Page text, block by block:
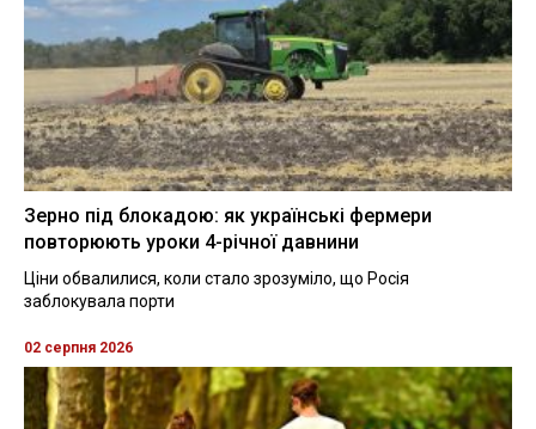
Зерно під блокадою: як українські фермери
повторюють уроки 4-річної давнини
Ціни обвалилися, коли стало зрозуміло, що Росія
заблокувала порти
02 серпня 2026